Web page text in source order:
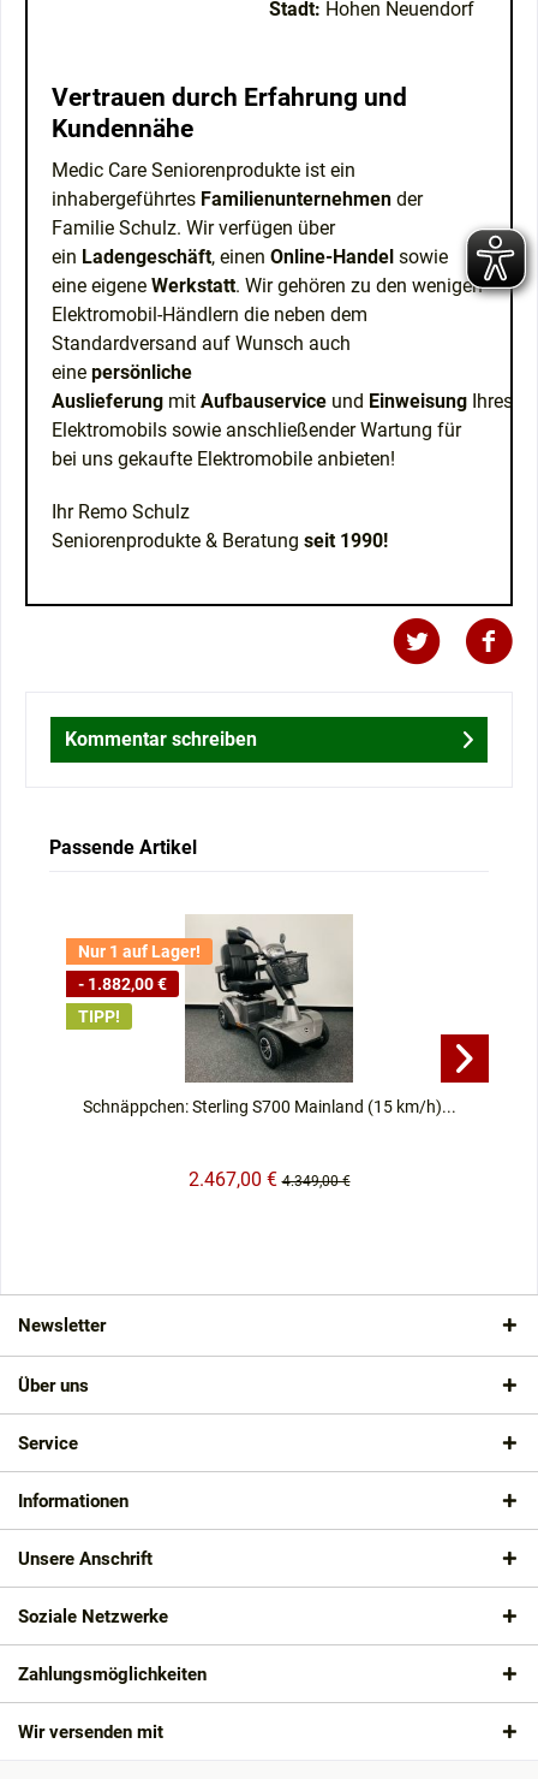
Stadt: Hohen Neuendorf
Vertrauen durch Erfahrung und
Kundennähe
Medic Care Seniorenprodukte ist ein
inhabergeführtes Familienunternehmen der
Familie Schulz. Wir verfügen über
ein Ladengeschäft, einen Online-Handel sowie
eine eigene Werkstatt. Wir gehören zu den wenigen
Elektromobil-Händlern die neben dem
Standardversand auf Wunsch auch
eine persönliche
Auslieferung mit Aufbauservice und Einweisung Ihres
Elektromobils sowie anschließender Wartung für
bei uns gekaufte Elektromobile anbieten!
Ihr Remo Schulz
Seniorenprodukte & Beratung seit 1990!
Kommentar schreiben
Passende Artikel
Nur 1 auf Lager!
- 1.882,00 €
TIPP!
Schnäppchen: Sterling S700 Mainland (15 km/h)...
2.467,00 € 4.349,00 €
Newsletter
Über uns
Service
Informationen
Unsere Anschrift
Soziale Netzwerke
Zahlungsmöglichkeiten
Wir versenden mit